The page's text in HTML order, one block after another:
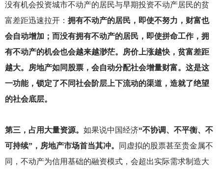
没有机会投资城市不动产的居民与早期投资不动产居民的贫
富差距迅速拉开： 拥有不动产的居民，即使不努力，财富也
会自动增加；而没有拥有不动产的居民，即使拼命工作，拥
有不动产的机会也会越来越渺茫。房价上涨越快，贫富差距
越大。房地产如同股票，会自动分配社会增量财富。这是这
一功能，锁定了不同社会阶层上下流动的渠道，造就了绝望
的社会底层。
第三，占用大量资源。 如果说中国经济“不协调、不平衡、不
可持续”，房地产市场首当其冲。
同虚拟的股票甚至贵金属不
同，不动产为信用基础的融资模式，会超出实际需求制造大